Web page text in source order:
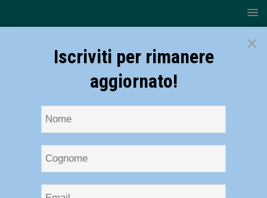
×
Iscriviti per rimanere
aggiornato!